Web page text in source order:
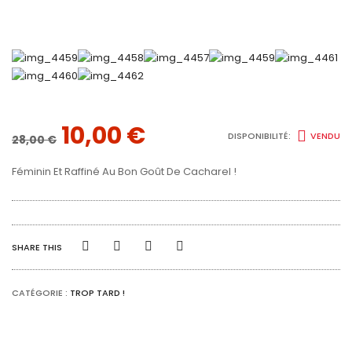
28,00€ LE
PRIX
INITIAL
ÉTAIT :
28,00 €.
10,00€LE
PRIX
ACTUEL
EST :
10,00 €.
DISPONIBILITÉ: VENDU
Féminin Et Raffiné Au Bon Goût De Cacharel !
SHARE THIS
CATÉGORIE : TROP TARD !